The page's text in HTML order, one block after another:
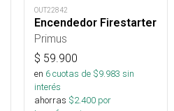
OUT22842
Encendedor Firestarter
Primus
$ 59.900
en 6cuotas de $9.983 sin
interés
ahorras $2.400 por